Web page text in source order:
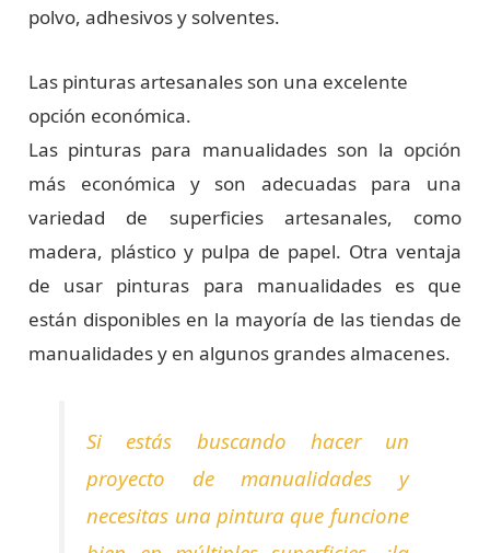
polvo, adhesivos y solventes.
Las pinturas artesanales son una excelente
opción económica.
Las pinturas para manualidades son la opción
más económica y son adecuadas para una
variedad de superficies artesanales, como
madera, plástico y pulpa de papel. Otra ventaja
de usar pinturas para manualidades es que
están disponibles en la mayoría de las tiendas de
manualidades y en algunos grandes almacenes.
Si estás buscando hacer un
proyecto de manualidades y
necesitas una pintura que funcione